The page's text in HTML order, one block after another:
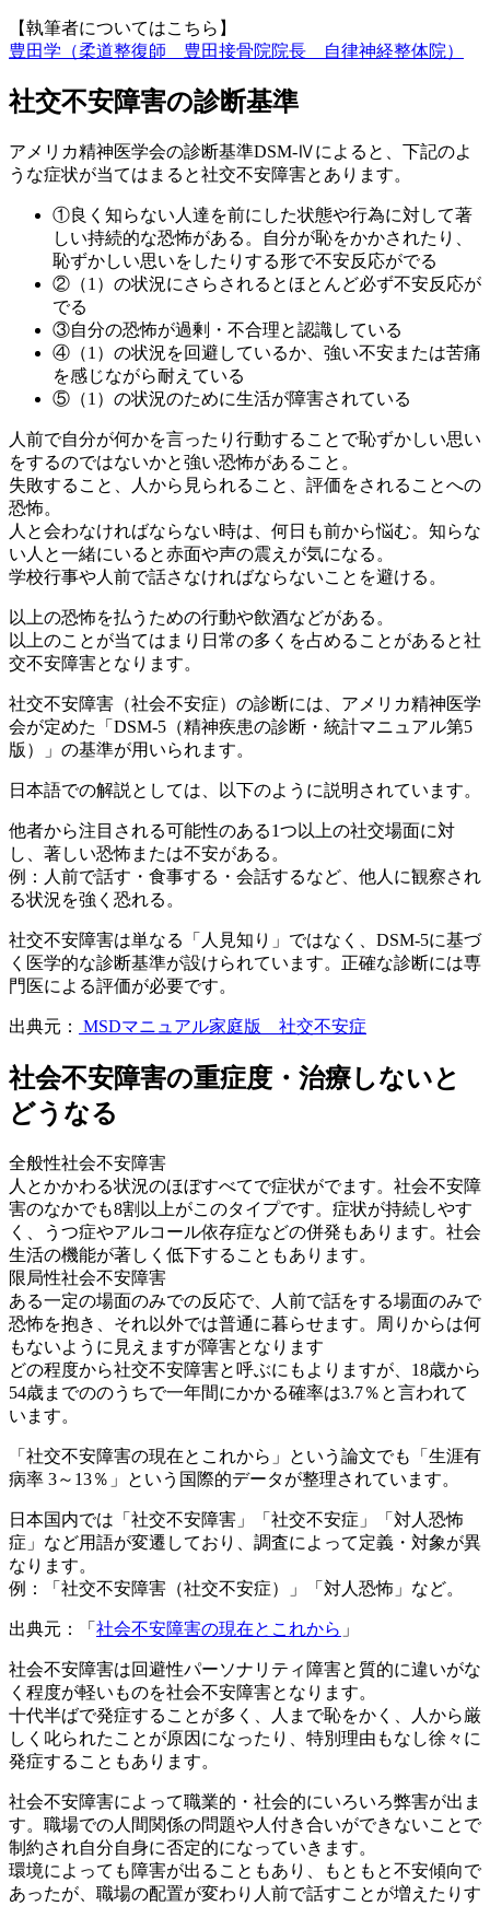
【執筆者についてはこちら】
豊田学（柔道整復師 豊田接骨院院長 自律神経整体院）
社交不安障害の診断基準
アメリカ精神医学会の診断基準DSM-Ⅳによると、下記のよ
うな症状が当てはまると社交不安障害とあります。
①良く知らない人達を前にした状態や行為に対して著
しい持続的な恐怖がある。自分が恥をかかされたり、
恥ずかしい思いをしたりする形で不安反応がでる
②（1）の状況にさらされるとほとんど必ず不安反応が
でる
③自分の恐怖が過剰・不合理と認識している
④（1）の状況を回避しているか、強い不安または苦痛
を感じながら耐えている
⑤（1）の状況のために生活が障害されている
人前で自分が何かを言ったり行動することで恥ずかしい思い
をするのではないかと強い恐怖があること。
失敗すること、人から見られること、評価をされることへの
恐怖。
人と会わなければならない時は、何日も前から悩む。知らな
い人と一緒にいると赤面や声の震えが気になる。
学校行事や人前で話さなければならないことを避ける。
以上の恐怖を払うための行動や飲酒などがある。
以上のことが当てはまり日常の多くを占めることがあると社
交不安障害となります。
社交不安障害（社会不安症）の診断には、アメリカ精神医学
会が定めた「DSM-5（精神疾患の診断・統計マニュアル第5
版）」の基準が用いられます。
日本語での解説としては、以下のように説明されています。
他者から注目される可能性のある1つ以上の社交場面に対
し、著しい恐怖または不安がある。
例：人前で話す・食事する・会話するなど、他人に観察され
る状況を強く恐れる。
社交不安障害は単なる「人見知り」ではなく、DSM-5に基づ
く医学的な診断基準が設けられています。正確な診断には専
門医による評価が必要です。
出典元： MSDマニュアル家庭版 社交不安症
社会不安障害の重症度・治療しないと
どうなる
全般性社会不安障害
人とかかわる状況のほぼすべてで症状がでます。社会不安障
害のなかでも8割以上がこのタイプです。症状が持続しやす
く、うつ症やアルコール依存症などの併発もあります。社会
生活の機能が著しく低下することもあります。
限局性社会不安障害
ある一定の場面のみでの反応で、人前で話をする場面のみで
恐怖を抱き、それ以外では普通に暮らせます。周りからは何
もないように見えますが障害となります
どの程度から社交不安障害と呼ぶにもよりますが、18歳から
54歳までののうちで一年間にかかる確率は3.7％と言われて
います。
「 社交不安障害の現在とこれから 」という論文でも「生涯有
病率 3～13％」という国際的データが整理されています。
日本国内では「社交不安障害」「社交不安症」「対人恐怖
症」など用語が変遷しており、調査によって定義・対象が異
なります。
例：「社交不安障害（社交不安症）」「対人恐怖」など。
出典元：「 社会不安障害の現在とこれから 」
社会不安障害は回避性パーソナリティ障害と質的に違いがな
く程度が軽いものを社会不安障害となります。
十代半ばで発症することが多く、人まで恥をかく、人から厳
しく叱られたことが原因になったり、特別理由もなし徐々に
発症することもあります。
社会不安障害によって職業的・社会的にいろいろ弊害が出ま
す。職場での人間関係の問題や人付き合いができないことで
制約され自分自身に否定的になっていきます。
環境によっても障害が出ることもあり、もともと不安傾向で
あったが、職場の配置が変わり人前で話すことが増えたりす